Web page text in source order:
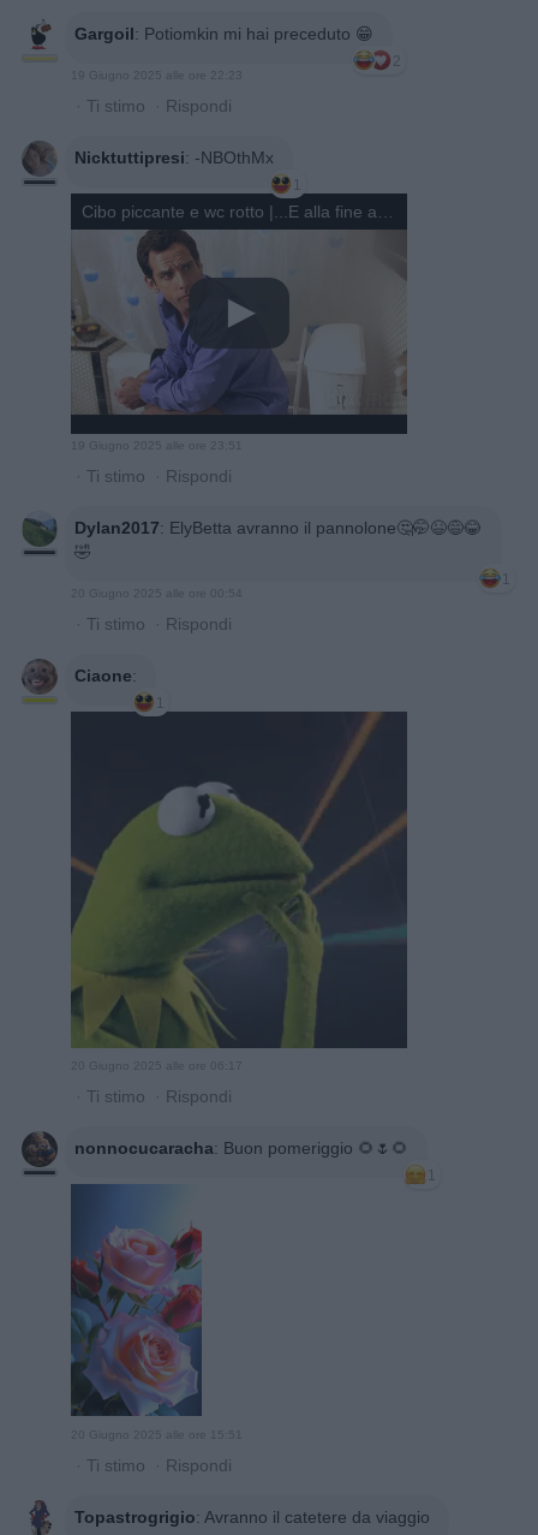
Gargoil: Potiomkin mi hai preceduto 😁
2
19 Giugno 2025 alle ore 22:23
· Ti stimo · Rispondi
Nicktuttipresi: -NBOthMx
1
19 Giugno 2025 alle ore 23:51
· Ti stimo · Rispondi
Dylan2017: ElyBetta avranno il pannolone🤔🤭😆😅😂
🤣
1
20 Giugno 2025 alle ore 00:54
· Ti stimo · Rispondi
Ciaone:
1
20 Giugno 2025 alle ore 06:17
· Ti stimo · Rispondi
nonnocucaracha: Buon pomeriggio 🌻🌷🌻
1
20 Giugno 2025 alle ore 15:51
· Ti stimo · Rispondi
Topastrogrigio: Avranno il catetere da viaggio